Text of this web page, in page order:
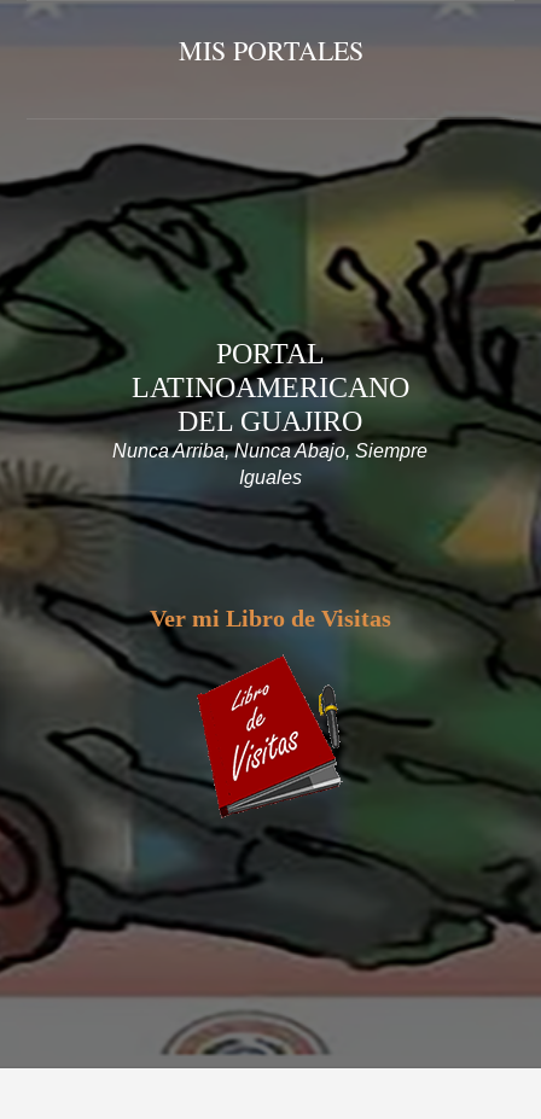
MIS PORTALES
PORTAL
LATINOAMERICANO
DEL GUAJIRO
Nunca Arriba, Nunca Abajo, Siempre
Iguales
Ver mi Libro de Visitas